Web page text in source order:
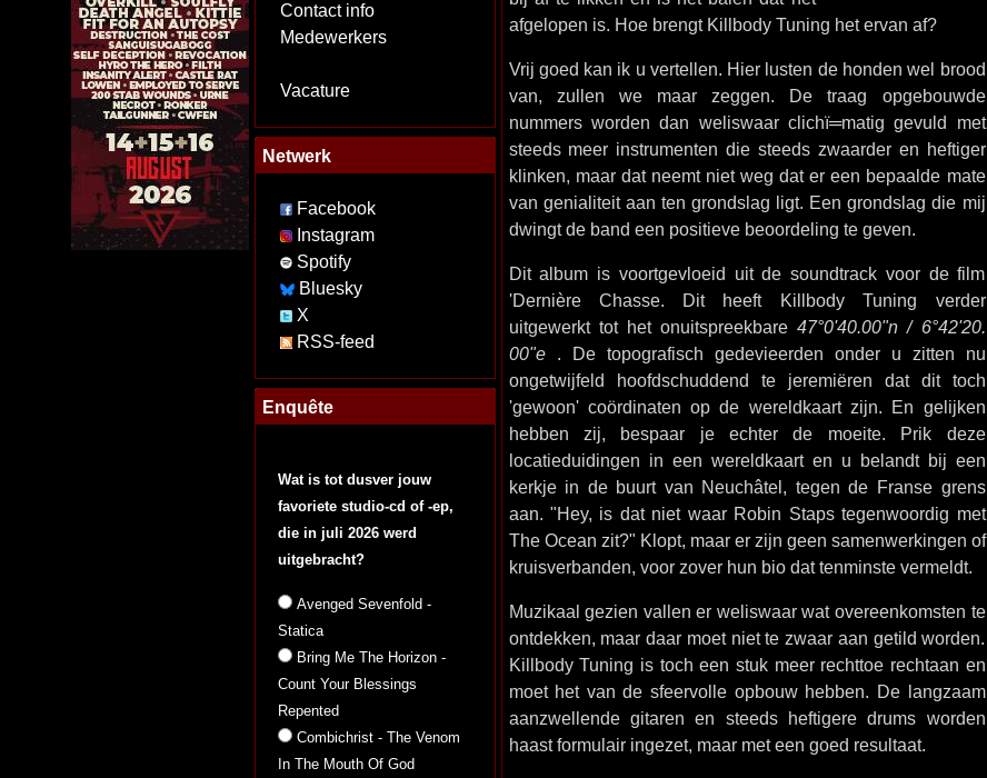
Contact info
Medewerkers
Vacature
Netwerk
Facebook
Instagram
Spotify
Bluesky
X
RSS-feed
Enquête
Wat is tot dusver jouw
favoriete studio-cd of -ep,
die in juli 2026 werd
uitgebracht?
Avenged Sevenfold -
Statica
Bring Me The Horizon -
Count Your Blessings
Repented
Combichrist - The Venom
In The Mouth Of God
afgelopen is. Hoe brengt Killbody Tuning het ervan af?
Vrij goed kan ik u vertellen. Hier lusten de honden wel brood
van, zullen we maar zeggen. De traag opgebouwde
nummers worden dan weliswaar clichï═matig gevuld met
steeds meer instrumenten die steeds zwaarder en heftiger
klinken, maar dat neemt niet weg dat er een bepaalde mate
van genialiteit aan ten grondslag ligt. Een grondslag die mij
dwingt de band een positieve beoordeling te geven.
Dit album is voortgevloeid uit de soundtrack voor de film
'Dernière Chasse. Dit heeft Killbody Tuning verder
uitgewerkt tot het onuitspreekbare47​°​0'40​.​00"n / 6​°​42'20​.​
00"e . De topografisch gedevieerden onder u zitten nu
ongetwijfeld hoofdschuddend te jeremiëren dat dit toch
'gewoon' coördinaten op de wereldkaart zijn. En gelijken
hebben zij, bespaar je echter de moeite. Prik deze
locatieduidingen in een wereldkaart en u belandt bij een
kerkje in de buurt van Neuchâtel, tegen de Franse grens
aan. "Hey, is dat niet waar Robin Staps tegenwoordig met
The Ocean zit?" Klopt, maar er zijn geen samenwerkingen of
kruisverbanden, voor zover hun bio dat tenminste vermeldt.
Muzikaal gezien vallen er weliswaar wat overeenkomsten te
ontdekken, maar daar moet niet te zwaar aan getild worden.
Killbody Tuning is toch een stuk meer rechttoe rechtaan en
moet het van de sfeervolle opbouw hebben. De langzaam
aanzwellende gitaren en steeds heftigere drums worden
haast formulair ingezet, maar met een goed resultaat.